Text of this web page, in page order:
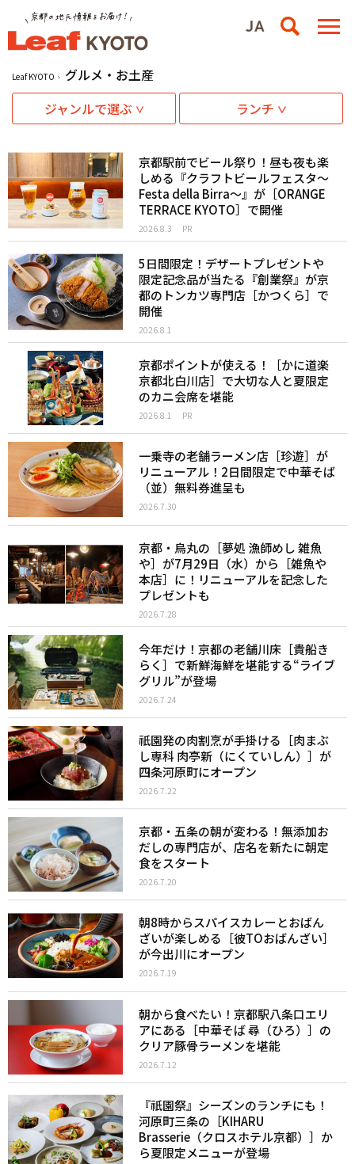
Leaf KYOTO
グルメ・お土産
ジャンルで選ぶ
ランチ
京都駅前でビール祭り！昼も夜も楽
しめる『クラフトビールフェスタ～
Festa della Birra～』が［ORANGE
TERRACE KYOTO］で開催
2026.8.3 PR
5日間限定！デザートプレゼントや
限定記念品が当たる『創業祭』が京
都のトンカツ専門店［かつくら］で
開催
2026.8.1
京都ポイントが使える！［かに道楽
京都北白川店］で大切な人と夏限定
のカニ会席を堪能
2026.8.1 PR
一乗寺の老舗ラーメン店［珍遊］が
リニューアル！2日間限定で中華そば
（並）無料券進呈も
2026.7.30
京都・烏丸の［夢処 漁師めし 雑魚
や］が7月29日（水）から［雑魚や
本店］に！リニューアルを記念した
プレゼントも
2026.7.28
今年だけ！京都の老舗川床［貴船き
らく］で新鮮海鮮を堪能する“ライブ
グリル”が登場
2026.7.24
祇園発の肉割烹が手掛ける［肉まぶ
し専科 肉亭新（にくていしん）］が
四条河原町にオープン
2026.7.22
京都・五条の朝が変わる！無添加お
だしの専門店が、店名を新たに朝定
食をスタート
2026.7.20
朝8時からスパイスカレーとおばん
ざいが楽しめる［彼TOおばんざい］
が今出川にオープン
2026.7.19
朝から食べたい！京都駅八条口エリ
アにある［中華そば 尋（ひろ）］の
クリア豚骨ラーメンを堪能
2026.7.12
『祇園祭』シーズンのランチにも！
河原町三条の［KIHARU
Brasserie（クロスホテル京都）］か
ら夏限定メニューが登場